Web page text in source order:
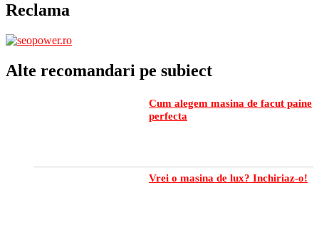
Reclama
Alte recomandari pe subiect
Cum alegem masina de facut paine
perfecta
Vrei o masina de lux? Inchiriaz-o!